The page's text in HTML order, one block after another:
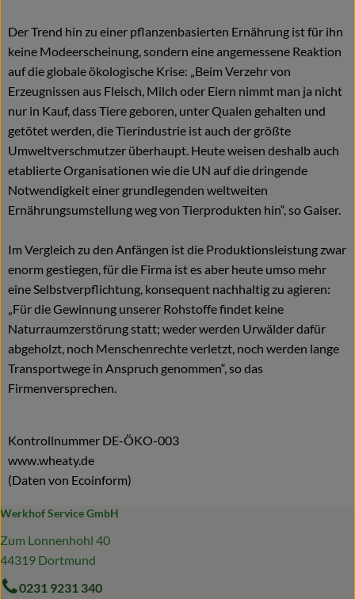
Der Trend hin zu einer pflanzenbasierten Ernährung ist für ihn
keine Modeerscheinung, sondern eine angemessene Reaktion
auf die globale ökologische Krise: „Beim Verzehr von
Erzeugnissen aus Fleisch, Milch oder Eiern nimmt man ja nicht
nur in Kauf, dass Tiere geboren, unter Qualen gehalten und
getötet werden, die Tierindustrie ist auch der größte
Umweltverschmutzer überhaupt. Heute weisen deshalb auch
etablierte Organisationen wie die UN auf die dringende
Notwendigkeit einer grundlegenden weltweiten
Ernährungsumstellung weg von Tierprodukten hin“, so Gaiser.
Im Vergleich zu den Anfängen ist die Produktionsleistung zwar
enorm gestiegen, für die Firma ist es aber heute umso mehr
eine Selbstverpflichtung, konsequent nachhaltig zu agieren:
„Für die Gewinnung unserer Rohstoffe findet keine
Naturraumzerstörung statt; weder werden Urwälder dafür
abgeholzt, noch Menschenrechte verletzt, noch werden lange
Transportwege in Anspruch genommen“, so das
Firmenversprechen.
Kontrollnummer DE-ÖKO-003
www.wheaty.de
(Daten von Ecoinform)
Werkhof Service GmbH
Zum Lonnenhohl 40
44319 Dortmund
0231 9231 340